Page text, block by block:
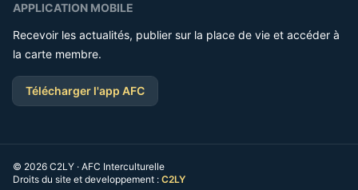
APPLICATION MOBILE
Recevoir les actualités, publier sur la place de vie et accéder à
la carte membre.
Télécharger l'app AFC
© 2026 C2LY · AFC Interculturelle
Droits du site et developpement : C2LY